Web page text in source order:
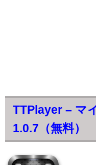
TTPlayer – マ
1.0.7（無料）